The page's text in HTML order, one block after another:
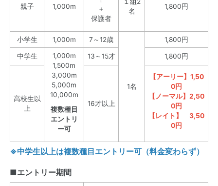
親子 1,000m
＋
保護者
名
1,800円
小学生 1,000m 7～12歳
1名
1,800円
中学生
1,000m
1,500m
3,000m
5,000m
10,000m
複数種目
エントリ
ー可
13～15才 1,800円
高校生以
上
16才以上
【アーリー】1,50
0円
【ノーマル】2,50
0円
【レイト】 3,50
0円
※中学生以上は複数種目エントリー可（料金変わらず）
■エントリー期間